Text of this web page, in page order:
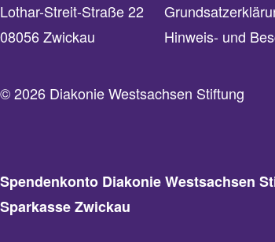
Lothar-Streit-Straße 22
08056 Zwickau
Hinweis- und
© 2026 Diakonie Westsachsen Stiftung
Spendenkonto Diakonie Westsachsen
Sparkasse Zwickau